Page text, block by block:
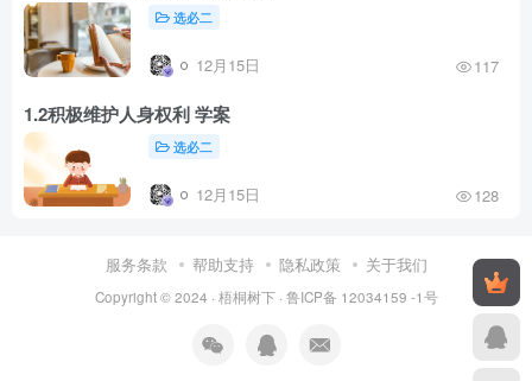
选必二
12月15日 117
1.2积极维护人身权利 学案
选必二
12月15日 128
服务条款 帮助支持 隐私政策 关于我们
Copyright © 2024 · 梧桐树下· 鲁ICP备 12034159 -1号